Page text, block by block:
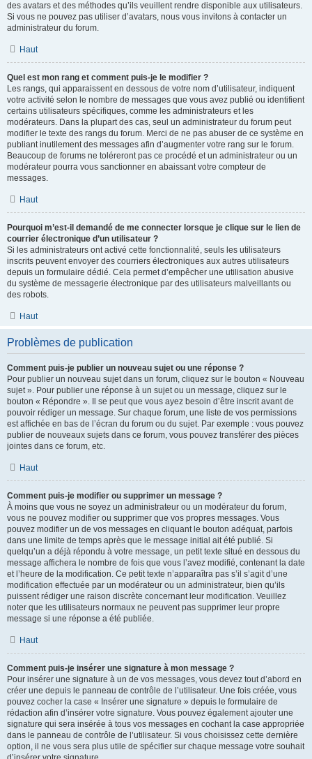
des avatars et des méthodes qu’ils veuillent rendre disponible aux utilisateurs.
Si vous ne pouvez pas utiliser d’avatars, nous vous invitons à contacter un
administrateur du forum.
Haut
Quel est mon rang et comment puis-je le modifier ?
Les rangs, qui apparaissent en dessous de votre nom d’utilisateur, indiquent
votre activité selon le nombre de messages que vous avez publié ou identifient
certains utilisateurs spécifiques, comme les administrateurs et les
modérateurs. Dans la plupart des cas, seul un administrateur du forum peut
modifier le texte des rangs du forum. Merci de ne pas abuser de ce système en
publiant inutilement des messages afin d’augmenter votre rang sur le forum.
Beaucoup de forums ne toléreront pas ce procédé et un administrateur ou un
modérateur pourra vous sanctionner en abaissant votre compteur de
messages.
Haut
Pourquoi m’est-il demandé de me connecter lorsque je clique sur le lien de
courrier électronique d’un utilisateur ?
Si les administrateurs ont activé cette fonctionnalité, seuls les utilisateurs
inscrits peuvent envoyer des courriers électroniques aux autres utilisateurs
depuis un formulaire dédié. Cela permet d’empêcher une utilisation abusive
du système de messagerie électronique par des utilisateurs malveillants ou
des robots.
Haut
Problèmes de publication
Comment puis-je publier un nouveau sujet ou une réponse ?
Pour publier un nouveau sujet dans un forum, cliquez sur le bouton « Nouveau
sujet ». Pour publier une réponse à un sujet ou un message, cliquez sur le
bouton « Répondre ». Il se peut que vous ayez besoin d’être inscrit avant de
pouvoir rédiger un message. Sur chaque forum, une liste de vos permissions
est affichée en bas de l’écran du forum ou du sujet. Par exemple : vous pouvez
publier de nouveaux sujets dans ce forum, vous pouvez transférer des pièces
jointes dans ce forum, etc.
Haut
Comment puis-je modifier ou supprimer un message ?
À moins que vous ne soyez un administrateur ou un modérateur du forum,
vous ne pouvez modifier ou supprimer que vos propres messages. Vous
pouvez modifier un de vos messages en cliquant le bouton adéquat, parfois
dans une limite de temps après que le message initial ait été publié. Si
quelqu’un a déjà répondu à votre message, un petit texte situé en dessous du
message affichera le nombre de fois que vous l’avez modifié, contenant la date
et l’heure de la modification. Ce petit texte n’apparaîtra pas s’il s’agit d’une
modification effectuée par un modérateur ou un administrateur, bien qu’ils
puissent rédiger une raison discrète concernant leur modification. Veuillez
noter que les utilisateurs normaux ne peuvent pas supprimer leur propre
message si une réponse a été publiée.
Haut
Comment puis-je insérer une signature à mon message ?
Pour insérer une signature à un de vos messages, vous devez tout d’abord en
créer une depuis le panneau de contrôle de l’utilisateur. Une fois créée, vous
pouvez cocher la case « Insérer une signature » depuis le formulaire de
rédaction afin d’insérer votre signature. Vous pouvez également ajouter une
signature qui sera insérée à tous vos messages en cochant la case appropriée
dans le panneau de contrôle de l’utilisateur. Si vous choisissez cette dernière
option, il ne vous sera plus utile de spécifier sur chaque message votre souhait